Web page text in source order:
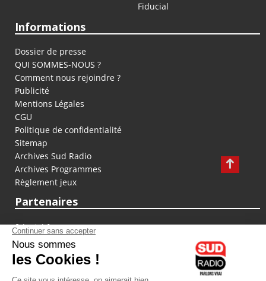
Fiducial
Informations
Dossier de presse
QUI SOMMES-NOUS ?
Comment nous rejoindre ?
Publicité
Mentions Légales
CGU
Politique de confidentialité
Sitemap
Archives Sud Radio
Archives Programmes
Règlement jeux
Partenaires
fiducial.fr
lyoncapitale.fr
olympique-et-lyonnais.com